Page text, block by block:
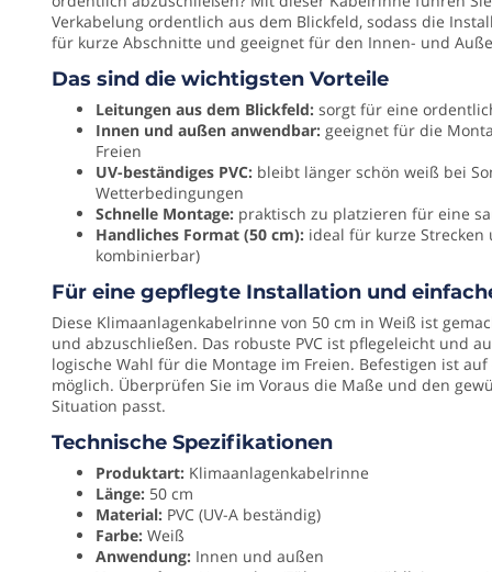
WEIß
der
Suche
nach
weißen
Leitungskanal
von
um
Ihre
Klimaanlageninstallation
ordentlich
abzuschließen?
Kabelrinne
führen
Sie
Kühlleitungen,
Kondensatabfluss
und
Verkabelung
500
(mm)
63
Höhe
(mm)
75
Normale
Merk
Verkabelung ordentlich aus dem Blickfeld, sodass die
für kurze Abschnitte und geeignet für den Innen- und
Das sind die wichtigsten Vorteile
Leitungen aus dem Blickfeld: sorgt für eine
Innen und außen anwendbar: geeignet für die
Freien
UV-beständiges PVC: bleibt länger schön weiß bei
Wetterbedingungen
Schnelle Montage: praktisch zu platzieren für eine
Handliches Format (50 cm): ideal für kurze
kombinierbar)
Für eine gepflegte Installation und
Diese Klimaanlagenkabelrinne von 50 cm in Weiß ist
und abzuschließen. Das robuste PVC ist pflegeleicht und
logische Wahl für die Montage im Freien. Befestigen ist
möglich. Überprüfen Sie im Voraus die Maße und den
Situation passt.
Technische Spezifikationen
Produktart: Klimaanlagenkabelrinne
Länge: 50 cm
Material: PVC (UV-A beständig)
Farbe: Weiß
Anwendung: Innen und außen